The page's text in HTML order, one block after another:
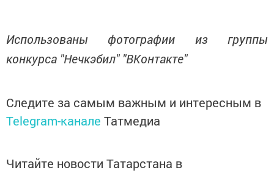
Использованы фотографии из группы
конкурса "Нечкэбил" "ВКонтакте"
Следите за самым важным и интересным в
Telegram-канале Татмедиа
Читайте новости Татарстана в